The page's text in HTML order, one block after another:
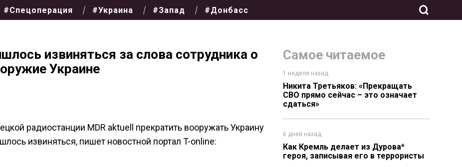
#Спецоперация #Украина #Запад #Донбасс
Самое читаемое
1 неделя назад
Никита Третьяков: «Прекращать
СВО прямо сейчас – это означает
сдаться»
6 дней назад
Как Кремль делает из Дурова*
героя, записывая его в террористы
извиняться за слова сотрудника о
Украине
радиостанции MDR aktuell прекратить вооружать Украину
извиняться, пишет новостной портал T-online: